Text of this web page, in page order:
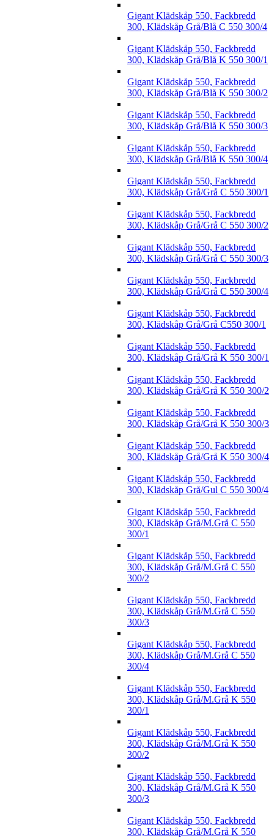
Gigant Klädskåp 550, Fackbredd
300, Klädskåp Grå/Blå C 550 300/4
Gigant Klädskåp 550, Fackbredd
300, Klädskåp Grå/Blå K 550 300/1
Gigant Klädskåp 550, Fackbredd
300, Klädskåp Grå/Blå K 550 300/2
Gigant Klädskåp 550, Fackbredd
300, Klädskåp Grå/Blå K 550 300/3
Gigant Klädskåp 550, Fackbredd
300, Klädskåp Grå/Blå K 550 300/4
Gigant Klädskåp 550, Fackbredd
300, Klädskåp Grå/Grå C 550 300/1
Gigant Klädskåp 550, Fackbredd
300, Klädskåp Grå/Grå C 550 300/2
Gigant Klädskåp 550, Fackbredd
300, Klädskåp Grå/Grå C 550 300/3
Gigant Klädskåp 550, Fackbredd
300, Klädskåp Grå/Grå C 550 300/4
Gigant Klädskåp 550, Fackbredd
300, Klädskåp Grå/Grå C550 300/1
Gigant Klädskåp 550, Fackbredd
300, Klädskåp Grå/Grå K 550 300/1
Gigant Klädskåp 550, Fackbredd
300, Klädskåp Grå/Grå K 550 300/2
Gigant Klädskåp 550, Fackbredd
300, Klädskåp Grå/Grå K 550 300/3
Gigant Klädskåp 550, Fackbredd
300, Klädskåp Grå/Grå K 550 300/4
Gigant Klädskåp 550, Fackbredd
300, Klädskåp Grå/Gul C 550 300/4
Gigant Klädskåp 550, Fackbredd
300, Klädskåp Grå/M.Grå C 550
300/1
Gigant Klädskåp 550, Fackbredd
300, Klädskåp Grå/M.Grå C 550
300/2
Gigant Klädskåp 550, Fackbredd
300, Klädskåp Grå/M.Grå C 550
300/3
Gigant Klädskåp 550, Fackbredd
300, Klädskåp Grå/M.Grå C 550
300/4
Gigant Klädskåp 550, Fackbredd
300, Klädskåp Grå/M.Grå K 550
300/1
Gigant Klädskåp 550, Fackbredd
300, Klädskåp Grå/M.Grå K 550
300/2
Gigant Klädskåp 550, Fackbredd
300, Klädskåp Grå/M.Grå K 550
300/3
Gigant Klädskåp 550, Fackbredd
300, Klädskåp Grå/M.Grå K 550